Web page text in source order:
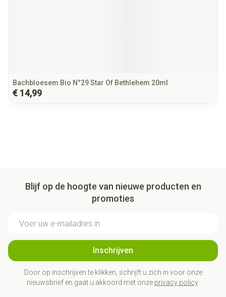
Bachbloesem Bio N°29 Star Of Bethlehem 20ml
€ 14,99
Blijf op de hoogte van nieuwe producten en
promoties
Inschrijven
Door op inschrijven te klikken, schrijft u zich in voor onze
nieuwsbrief en gaat u akkoord met onze privacy policy.